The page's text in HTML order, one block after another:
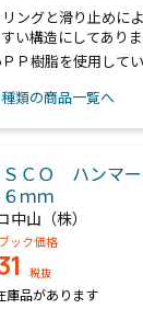
ングと滑り止めに
い構造にしてありま
Ｐ樹脂を使用してい
種類の商品一覧へ
ＳＣＯ ハンマ
６ｍｍ
中山（株）
ック価格
税抜
庫品があります